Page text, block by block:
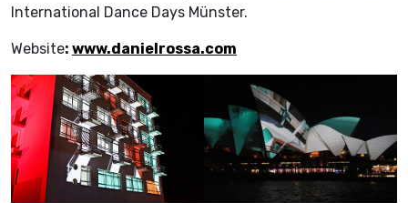
International Dance Days Münster.
Website: www.danielrossa.com